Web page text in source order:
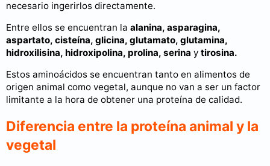
necesario ingerirlos directamente.
Entre ellos se encuentran la alanina, asparagina,
aspartato, cisteína, glicina, glutamato, glutamina,
hidroxilisina, hidroxipolina, prolina, serina y tirosina.
Estos aminoácidos se encuentran tanto en alimentos de
origen animal como vegetal, aunque no van a ser un factor
limitante a la hora de obtener una proteína de calidad.
Diferencia entre la proteína animal y la
vegetal